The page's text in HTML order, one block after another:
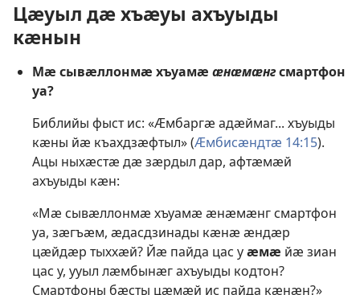
Цӕуыл дӕ хъӕуы ахъуыды
кӕнын
Мӕ сывӕллонмӕ хъуамӕ ӕнӕмӕнгсмартфон
уа?
Библийы фыст ис: «Ӕмбаргӕ адӕймаг... хъуыды
кӕны йӕ къахдзӕфтыл» (Ӕмбисӕндтӕ 14:15).
Ацы ныхӕстӕ дӕ зӕрдыл дар, афтӕмӕй
ахъуыды кӕн:
«Мӕ сывӕллонмӕ хъуамӕ ӕнӕмӕнг смартфон
уа, зӕгъӕм, ӕдасдзинады кӕнӕ ӕндӕр
цӕйдӕр тыххӕй? Йӕ пайда цас уӕмӕ йӕ зиан
цас у, ууыл лӕмбынӕг ахъуыды кодтон?
Смартфоны бӕсты цӕмӕй ис пайда кӕнӕн?»